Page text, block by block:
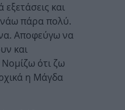
και
πάρα πολύ.
Αποφεύγω να
και
Νομίζω ότι ζω
η Μάγδα